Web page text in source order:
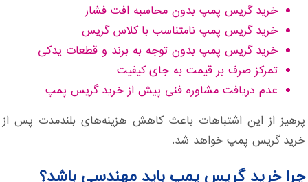
خرید گریس پمپ بدون محاسبه افت فشار
خرید گریس پمپ نامتناسب با کلاس گریس
خرید گریس پمپ بدون توجه به برند و قطعات یدکی
تمرکز صرف بر قیمت به جای کیفیت
عدم دریافت مشاوره فنی پیش از خرید گریس پمپ
پرهیز از این اشتباهات باعث کاهش هزینه‌های بلندمدت پس از
خرید گریس پمپ خواهد شد.
چرا خرید گریس پمپ باید مهندسی باشد؟